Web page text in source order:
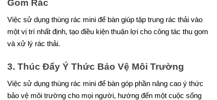
Gom Rác
Việc sử dụng thùng rác mini để bàn giúp tập trung rác thải vào
một vị trí nhất định, tạo điều kiện thuận lợi cho công tác thu gom
và xử lý rác thải.
3. Thúc Đẩy Ý Thức Bảo Vệ Môi Trường
Việc sử dụng thùng rác mini để bàn góp phần nâng cao ý thức
bảo vệ môi trường cho mọi người, hướng đến một cuộc sống